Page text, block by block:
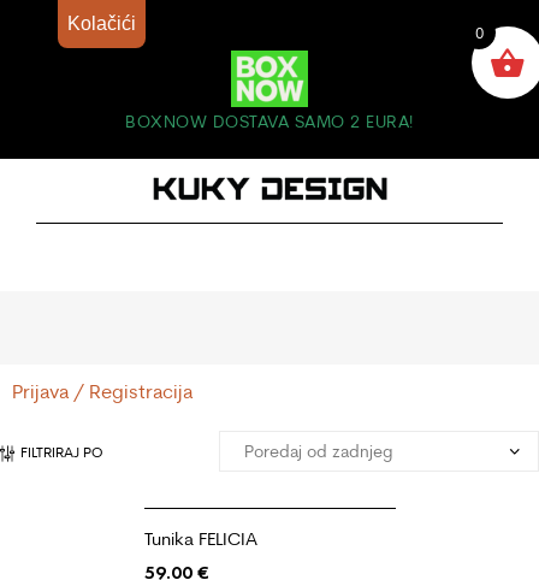
BOXNOW DOSTAVA SAMO 2 EURA!
Prijava / Registracija
FILTRIRAJ PO
Tunika FELICIA
59.00 €
0
Kolačići